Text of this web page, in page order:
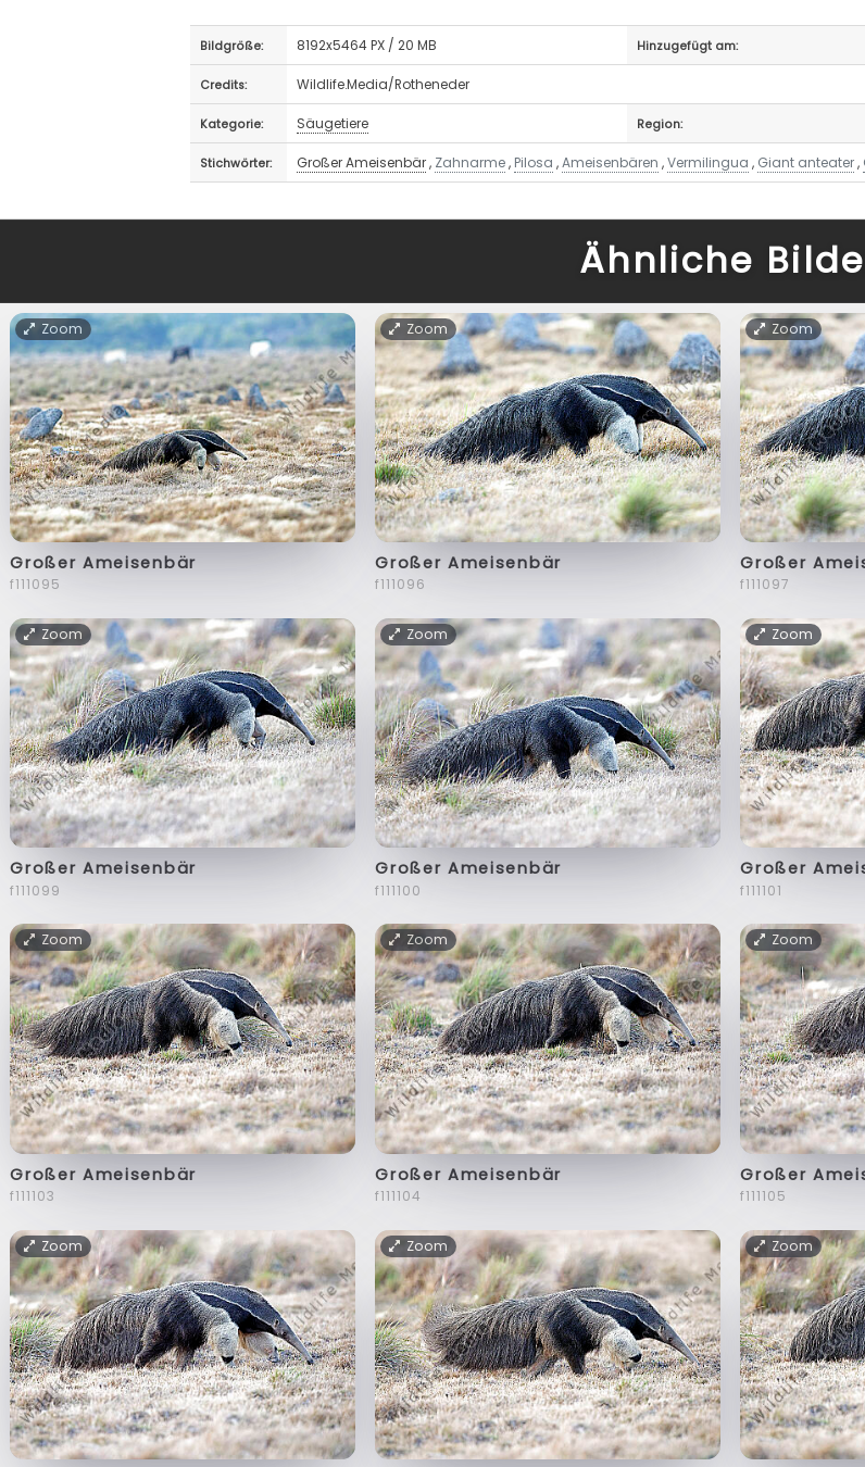
Bildgröße: 8192x5464 PX / 20 MB Hinzugefügt am:
Credits: Wildlife.Media/Rotheneder
Kategorie: Säugetiere Region:
Stichwörter: Großer Ameisenbär, Zahnarme, Pilosa ,Ameisenbären ,Vermilingua , Giant anteater,
Ähnliche
Zoom
Großer Ameisenbär
f111095
Zoom
Großer Ameisenbär
f111096
Zoom
Großer
f111097
Zoom
Großer Ameisenbär
f111099
Zoom
Großer Ameisenbär
f111100
Zoom
Großer
f111101
Zoom
Großer Ameisenbär
f111103
Zoom
Großer Ameisenbär
f111104
Zoom
Großer
f111105
Zoom Zoom Zoom